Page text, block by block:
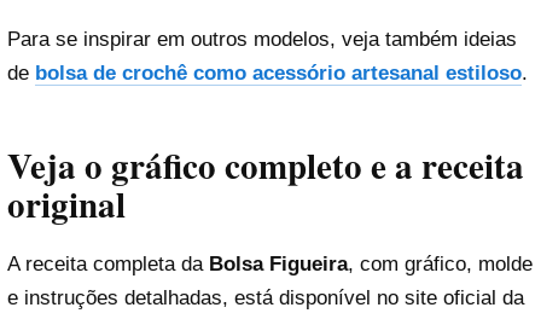
Para se inspirar em outros modelos, veja também ideias
de bolsa de crochê como acessório artesanal estiloso.
Veja o gráfico completo e a receita
original
A receita completa da Bolsa Figueira, com gráfico, molde
e instruções detalhadas, está disponível no site oficial da